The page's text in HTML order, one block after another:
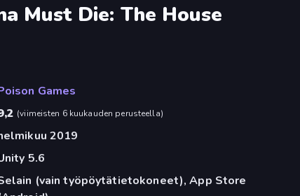
Must Die: The House
Games
(viimeisten 6 kuukauden perusteella)
2019
5.6
(vain työpöytätietokoneet), App Store